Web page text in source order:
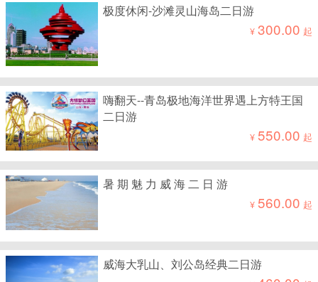
极度休闲-沙滩灵山海岛二日游
¥300.00 起
嗨翻天--青岛极地海洋世界遇上方特王国
二日游
¥550.00 起
暑 期 魅 力 威 海 二 日 游
¥560.00 起
威海大乳山、刘公岛经典二日游